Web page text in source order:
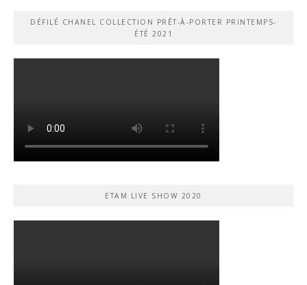
DÉFILÉ CHANEL COLLECTION PRÊT-À-PORTER PRINTEMPS-
ÉTÉ 2021
ETAM LIVE SHOW 2020